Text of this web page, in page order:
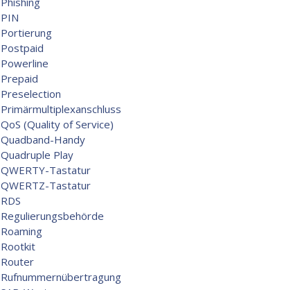
PIN
Portierung
Postpaid
Powerline
Prepaid
Preselection
Primärmultiplexanschluss
QoS (Quality of Service)
Quadband-Handy
Quadruple Play
QWERTY-Tastatur
QWERTZ-Tastatur
RDS
Regulierungsbehörde
Roaming
Rootkit
Router
Rufnummernübertragung